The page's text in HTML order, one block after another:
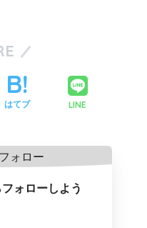
はてブ LINE
ォローしよう